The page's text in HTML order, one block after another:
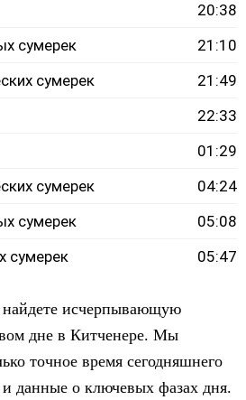
20:38
сумерек
21:10
сумерек
21:49
22:33
01:29
сумерек
04:24
сумерек
05:08
сумерек
05:47
исчерпывающую
дне в Китченере. Мы
точное время сегодняшнего
и данные о ключевых фазах дня.